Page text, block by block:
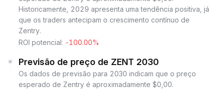
Historicamente, 2029 apresenta uma tendência positiva, já
que os traders antecipam o crescimento contínuo de
Zentry.
ROI potencial: -100.00%
Previsão de preço de ZENT 2030
Os dados de previsão para 2030 indicam que o preço
esperado de Zentry é aproximadamente $0,00.